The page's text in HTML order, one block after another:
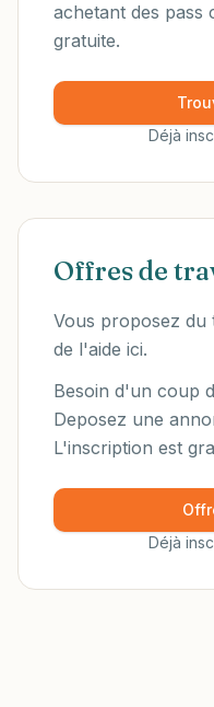
achetant des pass
gratuite.
Déjà
Offres de
Vous proposez du
de l'aide ici.
Besoin d'un coup
Deposez une
L'inscription est
Déjà